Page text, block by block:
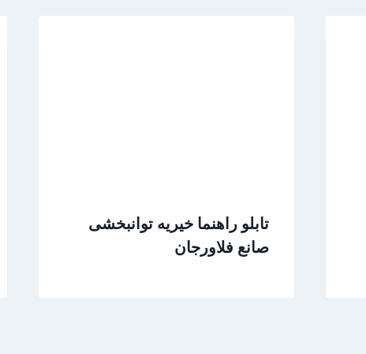
تابلو راهنما خیریه توانبخشی
صانع فلاورجان